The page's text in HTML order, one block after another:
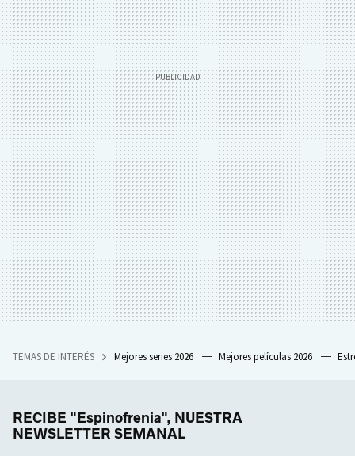
TEMAS DE INTERÉS Mejores series 2026 Mejores películas 2026
RECIBE "Espinofrenia", NUESTRA
NEWSLETTER SEMANAL